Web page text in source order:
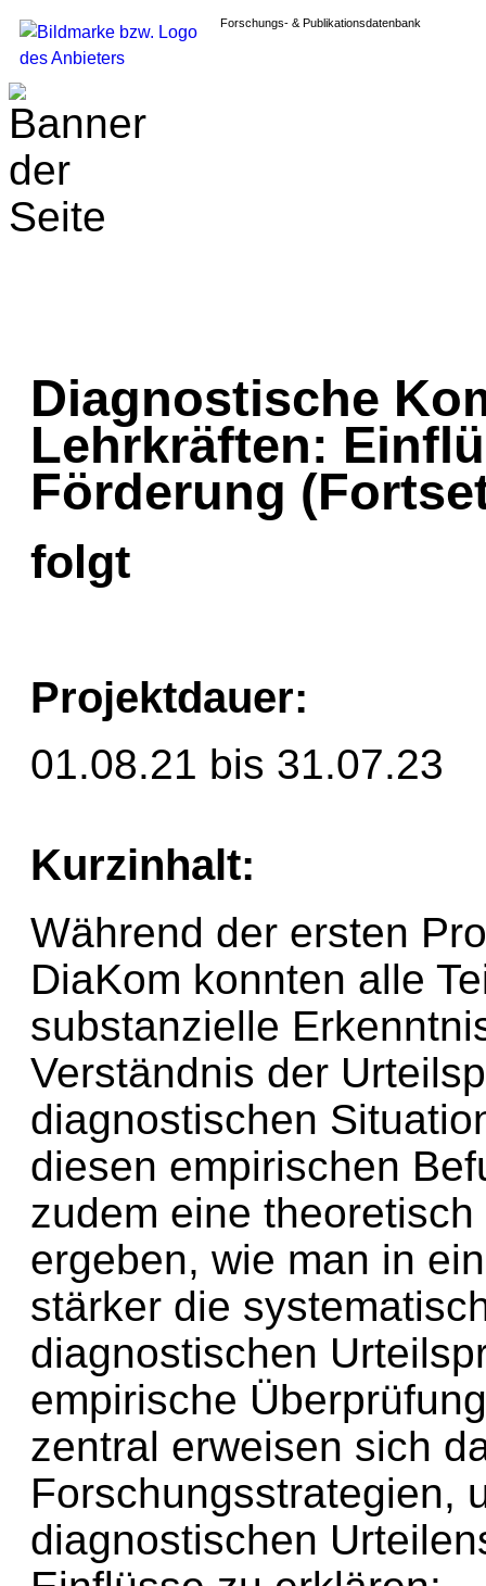
Forschungs- & Publikationsdatenbank
Diagnostische
Lehrkräften:
Förderung
folgt
Projektdauer:
01.08.21 bis 31.07.23
Kurzinhalt:
Während der ersten
DiaKom konnten alle
substanzielle
Verständnis der
diagnostischen
diesen empirischen
zudem eine
ergeben, wie man in
stärker die
diagnostischen
empirische
zentral erweisen sich
Forschungsstrategien,
diagnostischen